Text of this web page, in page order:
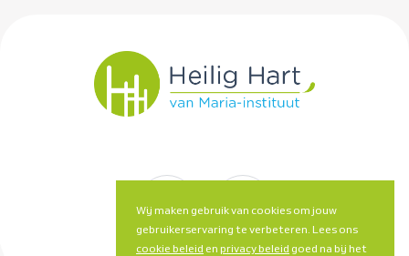
Wij maken gebruik van cookies om jouw
gebruikerservaring te verbeteren. Lees ons
cookie beleid en privacy beleid goed na bij het